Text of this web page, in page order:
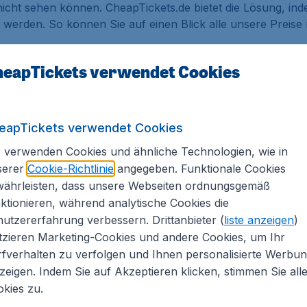
sehen können. CheapTickets.de bietet die Lösung,
So können Sie auf einen Blick alle unsere
Mexiko buchen
von großen Fluggesellschaften wie
unsere Preise der Flüge nach Mexiko werden in einer
haben können Sie zusätzliche Optionen
Flug nach Mexiko bei
buchen, können Sie sich sicher sein:
und erfahrener Kundendienst zur Verfügung
verwendet Cookies
verwendet Cookies
verwenden Cookies und ähnliche Technologien, wie in
Cookie-Richtlinieangegeben. Funktionale Cookies
dass unsere Webseiten ordnungsgemäß
während analytische Cookies die
verbessern. Drittanbieter (liste anzeigen)
Marketing-Cookies und andere Cookies, um Ihr
zu verfolgen und Ihnen personalisierte
Indem Sie auf Akzeptieren klicken, stimmen Sie
zu.